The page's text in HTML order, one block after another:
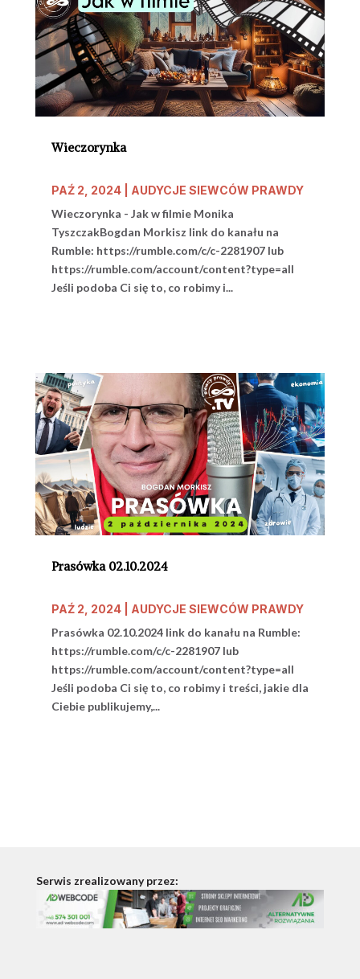
Wieczorynka
PAŹ 2, 2024| AUDYCJE SIEWCÓW PRAWDY
Wieczorynka - Jak w filmie Monika
TyszczakBogdan Morkisz link do kanału na
Rumble: https://rumble.com/c/c-2281907 lub
https://rumble.com/account/content?type=all
Jeśli podoba Ci się to, co robimy i...
Prasówka 02.10.2024
PAŹ 2, 2024| AUDYCJE SIEWCÓW PRAWDY
Prasówka 02.10.2024 link do kanału na Rumble:
https://rumble.com/c/c-2281907 lub
https://rumble.com/account/content?type=all
Jeśli podoba Ci się to, co robimy i treści, jakie dla
Ciebie publikujemy,...
Serwis zrealizowany przez: